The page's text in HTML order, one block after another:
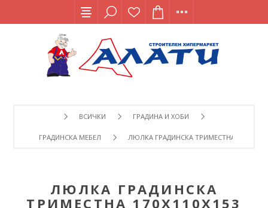
ВСИЧКИ ГРАДИНА И ХОБИ
ГРАДИНСКА МЕБЕЛ ЛЮЛКА ГРАДИНСКА ТРИМЕСТНА
ЛЮЛКА ГРАДИНСКА
ТРИМЕСТНА 170Х110Х153